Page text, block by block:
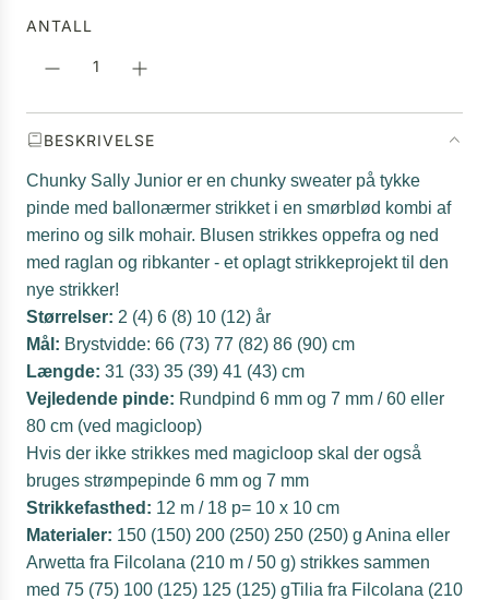
i
R
.
ANTALL
BESKRIVELSE
Chunky Sally Junior er en chunky sweater på tykke
pinde med ballonærmer strikket i en smørblød kombi af
merino og silk mohair. Blusen strikkes oppefra og ned
med raglan og ribkanter - et oplagt strikkeprojekt til den
nye strikker!
Størrelser: 2 (4) 6 (8) 10 (12) år
Mål: Brystvidde: 66 (73) 77 (82) 86 (90) cm
Længde: 31 (33) 35 (39) 41 (43) cm
Vejledende pinde: Rundpind 6 mm og 7 mm / 60 eller
80 cm (ved magicloop)
Hvis der ikke strikkes med magicloop skal der også
bruges strømpepinde 6 mm og 7 mm
Strikkefasthed: 12 m / 18 p= 10 x 10 cm
Materialer: 150 (150) 200 (250) 250 (250) g Anina eller
Arwetta fra Filcolana (210 m / 50 g) strikkes sammen
med 75 (75) 100 (125) 125 (125) gTilia fra Filcolana (210